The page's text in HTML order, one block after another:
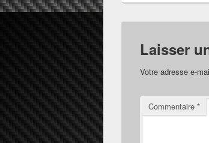
Laisser
Votre adresse e-
Commentaire *